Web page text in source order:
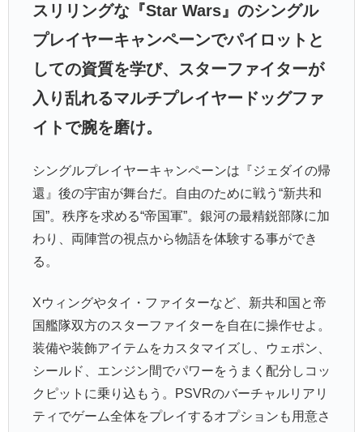
スリリングな『Star Wars』のシングル
プレイヤーキャンペーンでパイロットと
しての資質を学び、スターファイターが
入り乱れるマルチプレイヤードッグファ
イトで腕を磨け。
シングルプレイヤーキャンペーンは『ジェダイの帰
還』後の宇宙が舞台だ。自由のために戦う“新共和
国”。秩序を求める“帝国軍”。銀河の最精鋭部隊に加
わり、両陣営の視点から物語を体験する事ができ
る。
Xウィングやタイ・ファイターなど、新共和国と帝
国艦隊双方のスターファイターを自在に操作せよ。
装備や装飾アイテムをカスタマイズし、ウェポン、
シールド、エンジン間でパワーをうまく配分しコッ
クピットに乗り込もう。PSVRのバーチャルリアリ
ティでゲーム全体をプレイするオプションも用意さ